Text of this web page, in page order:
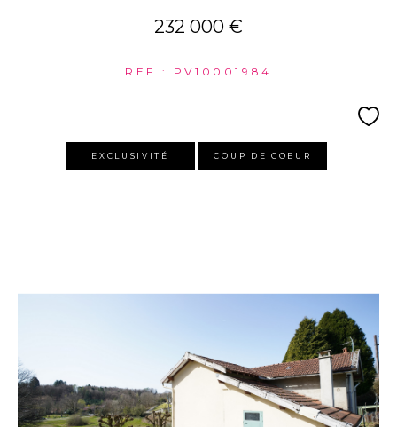
232 000 €
REF : PV10001984
EXCLUSIVITÉ COUP DE COEUR